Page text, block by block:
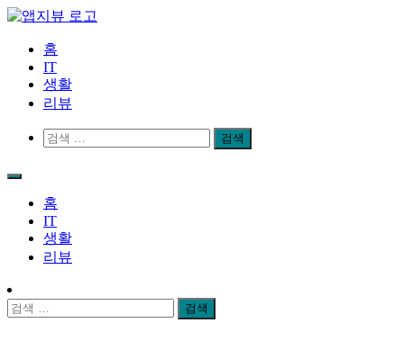
Skip
content
앱지뷰
적절하고 좋은 상품 리뷰
홈
IT
생활
리뷰
검
홈
IT
생활
리뷰
검